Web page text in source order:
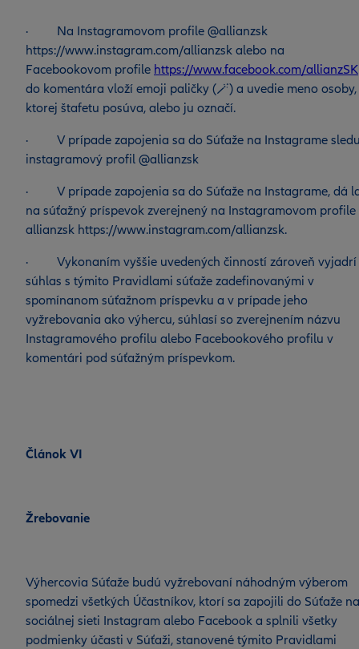
· Na Instagramovom profile @allianzsk
https://www.instagram.com/allianzsk alebo na
Facebookovom profile https://www.facebook.com/allianzSK
do komentára vloží emoji paličky (🪄) a uvedie meno osoby,
ktorej štafetu posúva, alebo ju označí.
· V prípade zapojenia sa do Súťaže na Instagrame
instagramový profil @allianzsk
· V prípade zapojenia sa do Súťaže na Instagrame, dá
na súťažný príspevok zverejnený na Instagramovom profile
allianzsk https://www.instagram.com/allianzsk.
· Vykonaním vyššie uvedených činností zároveň vyjadrí
súhlas s týmito Pravidlami súťaže zadefinovanými v
spomínanom súťažnom príspevku a v prípade jeho
vyžrebovania ako výhercu, súhlasí so zverejnením názvu
Instagramového profilu alebo Facebookového profilu v
komentári pod súťažným príspevkom.
Článok VI
Žrebovanie
Výhercovia Súťaže budú vyžrebovaní náhodným výberom
spomedzi všetkých Účastníkov, ktorí sa zapojili do Súťaže na
sociálnej sieti Instagram alebo Facebook a splnili všetky
podmienky účasti v Súťaži, stanovené týmito Pravidlami